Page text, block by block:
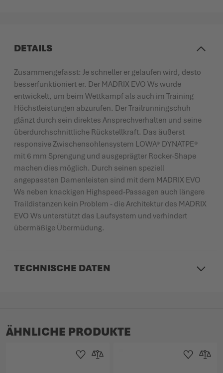
DETAILS
Zusammengefasst: Je schneller er gelaufen wird, desto
besserfunktioniert er. Der MADRIX EVO Ws wurde
entwickelt, um beim Wettkampf als auch im Training
Höchstleistungen abzurufen. Der Trailrunningschuh
glänzt durch sein direktes Ansprechverhalten und seine
überdurchschnittliche Rückstellkraft. Das äußerst
responsive Zwischensohlensystem LOWA® DYNATPE®
mit 6 mm Sprengung und ausgeprägter Rocker-Shape
machen dies möglich. Durch seinen speziell
angepassten Damenleisten sind mit dem MADRIX EVO
Ws neben knackigen Highspeed-Passagen auch längere
Traildistanzen kein Problem - die Architektur des MADRIX
EVO Ws unterstützt das Laufsystem und verhindert
übermäßige Übermüdung.
TECHNISCHE DATEN
ÄHNLICHE PRODUKTE
Zur Wunschliste hinzufügen
Zur Vergleichsliste hinzufügen Zur Zur